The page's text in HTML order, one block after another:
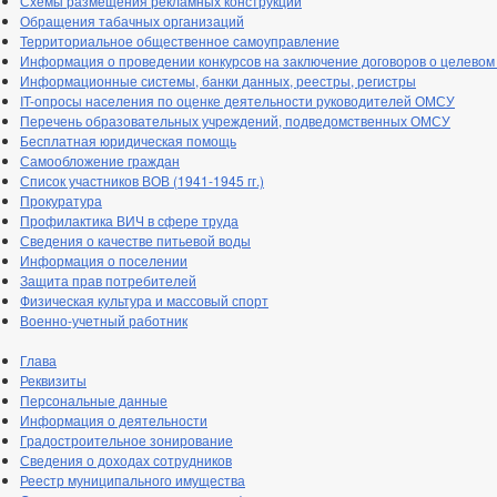
Обращения табачных организаций
Территориальное общественное самоуправление
Информация о проведении конкурсов на заключение договоров о
Информационные системы, банки данных, реестры, регистры
IT-опросы населения по оценке деятельности руководителей ОМСУ
Перечень образовательных учреждений, подведомственных ОМСУ
Бесплатная юридическая помощь
Самообложение граждан
Список участников ВОВ (1941-1945 гг.)
Прокуратура
Профилактика ВИЧ в сфере труда
Сведения о качестве питьевой воды
Информация о поселении
Защита прав потребителей
Физическая культура и массовый спорт
Военно-учетный работник
Глава
Реквизиты
Персональные данные
Информация о деятельности
Градостроительное зонирование
Сведения о доходах сотрудников
Реестр муниципального имущества